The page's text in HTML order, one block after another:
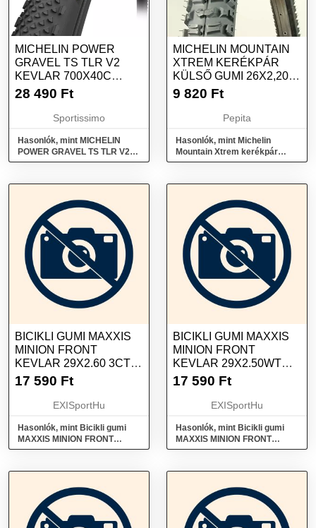
MICHELIN POWER
GRAVEL TS TLR V2
KEVLAR 700X40C
KÜLSŐ GUMI, FEKETE,
28 490 Ft
Sportissimo
Hasonlók, mint MICHELIN
POWER GRAVEL TS TLR V2
KEVLAR 700X40C Külső
MICHELIN MOUNTAIN
XTREM KERÉKPÁR
KÜLSŐ GUMI 26X2,20
FEKETE
9 820 Ft
Pepita
Hasonlók, mint Michelin
Mountain Xtrem kerékpár
Külső gumi 26x2,20 fekete
BICIKLI GUMI MAXXIS
MINION FRONT
KEVLAR 29X2.60 3CT
EXO+ TR
17 590 Ft
EXISportHu
Hasonlók, mint Bicikli gumi
MAXXIS MINION FRONT
kevlar 29x2.60 3CT EXO+ TR
BICIKLI GUMI MAXXIS
MINION FRONT
KEVLAR 29X2.50WT
3CT EXO+ TR
17 590 Ft
EXISportHu
Hasonlók, mint Bicikli gumi
MAXXIS MINION FRONT
kevlar 29x2.50WT 3CT EXO+